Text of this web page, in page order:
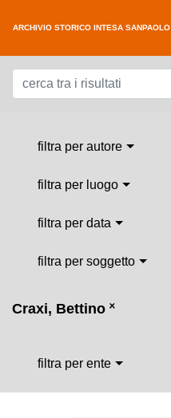
ARCHIVIO STORICO INTESA SANPAOLO
filtra per autore
filtra per luogo
filtra per data
filtra per soggetto
Craxi, Bettino ˟
filtra per ente